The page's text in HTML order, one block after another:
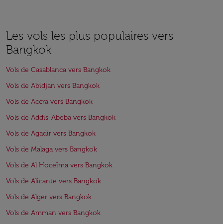
Les vols les plus populaires vers
Bangkok
Vols de Casablanca vers Bangkok
Vols de Abidjan vers Bangkok
Vols de Accra vers Bangkok
Vols de Addis-Abeba vers Bangkok
Vols de Agadir vers Bangkok
Vols de Malaga vers Bangkok
Vols de Al Hoceïma vers Bangkok
Vols de Alicante vers Bangkok
Vols de Alger vers Bangkok
Vols de Amman vers Bangkok